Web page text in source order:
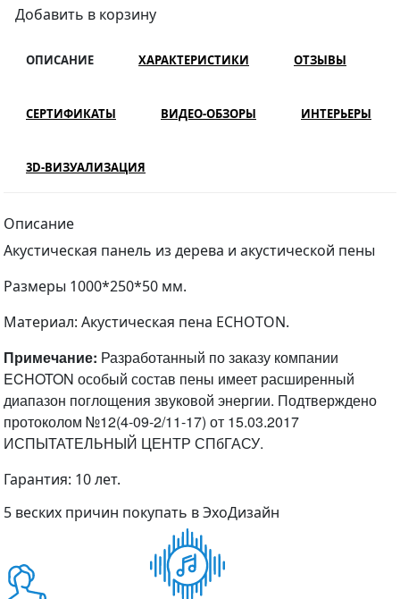
Добавить в корзину
ОПИСАНИЕ ХАРАКТЕРИСТИКИ ОТЗЫВЫ
СЕРТИФИКАТЫ ВИДЕО-ОБЗОРЫ ИНТЕРЬЕРЫ
3D-ВИЗУАЛИЗАЦИЯ
Описание
Акустическая панель из дерева и акустической пены
Размеры 1000*250*50 мм.
Материал: Акустическая пена ECHOTON.
Примечание: Разработанный по заказу компании
ECHOTON особый состав пены имеет расширенный
диапазон поглощения звуковой энергии. Подтверждено
протоколом №12(4-09-2/11-17) от 15.03.2017
ИСПЫТАТЕЛЬНЫЙ ЦЕНТР СПбГАСУ.
Гарантия: 10 лет.
5 веских причин покупать в ЭхоДизайн